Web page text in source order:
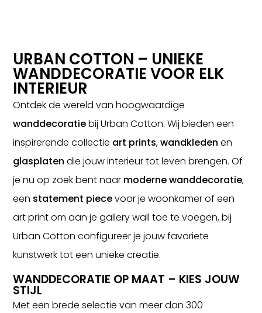
URBAN COTTON – UNIEKE
WANDDECORATIE VOOR ELK
INTERIEUR
Ontdek de wereld van hoogwaardige
wanddecoratiebij Urban Cotton. Wij bieden een
inspirerende collectie art prints,wandkleden en
glasplaten die jouw interieur tot leven brengen. Of
je nu op zoek bent naar moderne wanddecoratie,
een statement piecevoor je woonkamer of een
art print om aan je gallery wall toe te voegen, bij
Urban Cotton configureer je jouw favoriete
kunstwerk tot een unieke creatie.
WANDDECORATIE OP MAAT – KIES JOUW
STIJL
Met een brede selectie van meer dan 300